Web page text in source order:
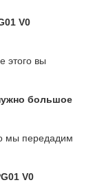
V0
этого вы
большое
мы передадим
V0